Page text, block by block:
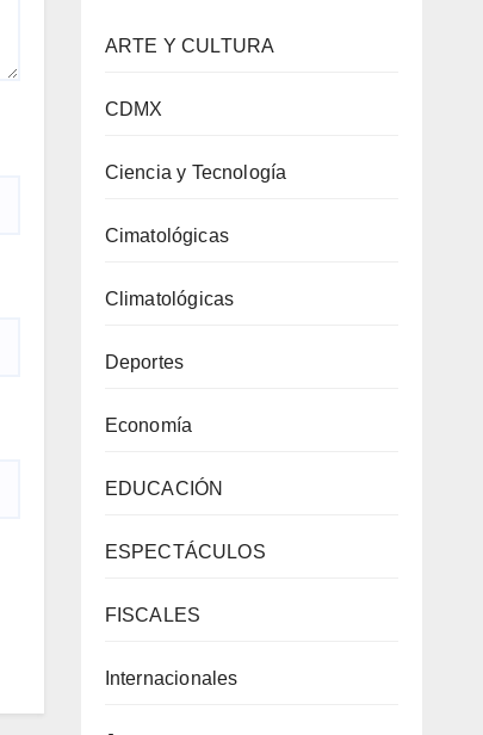
ARTE Y CULTURA
CDMX
Ciencia y Tecnología
Cimatológicas
Climatológicas
Deportes
Economía
EDUCACIÓN
ESPECTÁCULOS
FISCALES
Internacionales